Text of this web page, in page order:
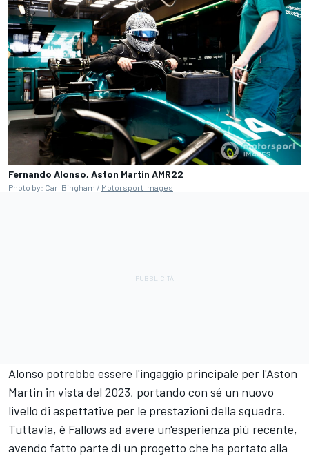
Fernando Alonso, Aston Martin AMR22
Photo by: Carl Bingham / Motorsport Images
Alonso potrebbe essere l'ingaggio principale per l'Aston
Martin in vista del 2023, portando con sé un nuovo
livello di aspettative per le prestazioni della squadra.
Tuttavia, è Fallows ad avere un'esperienza più recente,
avendo fatto parte di un progetto che ha portato alla